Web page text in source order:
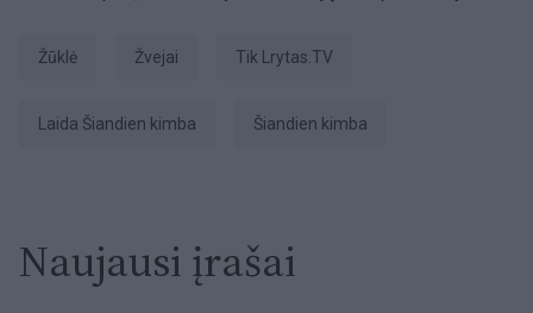
Žūklė žvejai tik Lrytas.TV
laida Šiandien kimba šiandien kimba
Naujausi įrašai